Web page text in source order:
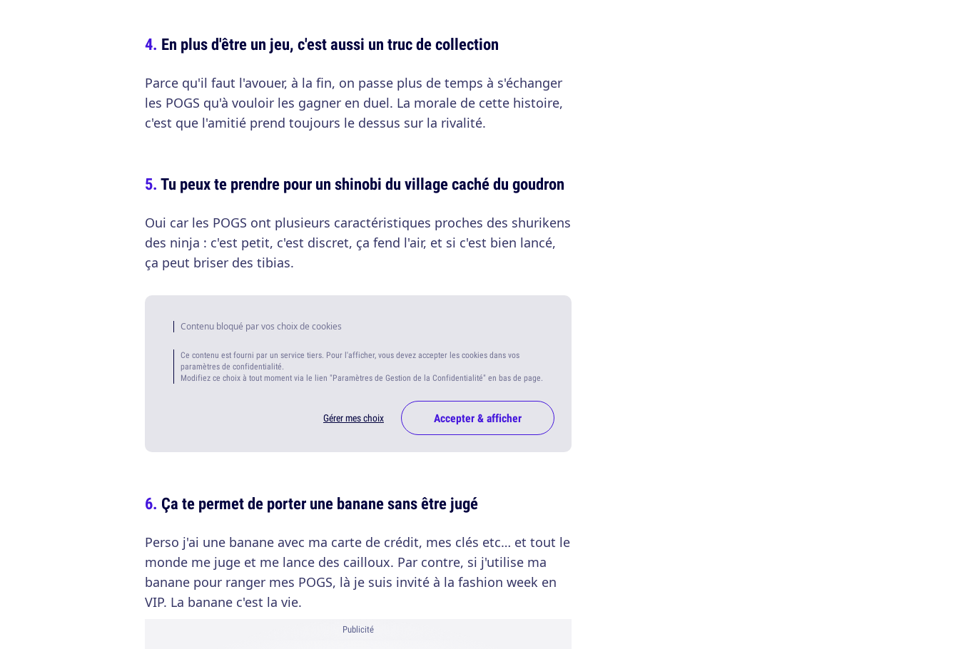
En plus d'être un jeu, c'est aussi un truc de collection
Parce qu'il faut l'avouer, à la fin, on passe plus de temps à s'échanger
les POGS qu'à vouloir les gagner en duel. La morale de cette histoire,
c'est que l'amitié prend toujours le dessus sur la rivalité.
Tu peux te prendre pour un shinobi du village caché du goudron
Oui car les POGS ont plusieurs caractéristiques proches des shurikens
des ninja : c'est petit, c'est discret, ça fend l'air, et si c'est bien lancé,
ça peut briser des tibias.
Contenu bloqué par vos choix de cookies
Ce contenu est fourni par un service tiers. Pour l'afficher, vous devez accepter les cookies dans vos
paramètres de confidentialité.
Modifiez ce choix à tout moment via le lien "Paramètres de Gestion de la Confidentialité" en bas de page.
Gérer mes choix Accepter & afficher
Ça te permet de porter une banane sans être jugé
Perso j'ai une banane avec ma carte de crédit, mes clés etc… et tout le
monde me juge et me lance des cailloux. Par contre, si j'utilise ma
banane pour ranger mes POGS, là je suis invité à la fashion week en
VIP. La banane c'est la vie.
Publicité